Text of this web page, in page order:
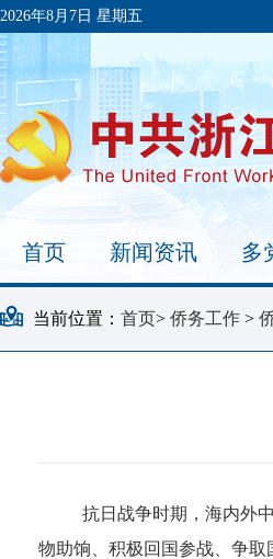
2026年8月7日 星期五
首页 新闻资讯 多
当前位置： 首页> 侨务工作 >
抗日战争时期，海内外
物助饷、积极回国参战、争